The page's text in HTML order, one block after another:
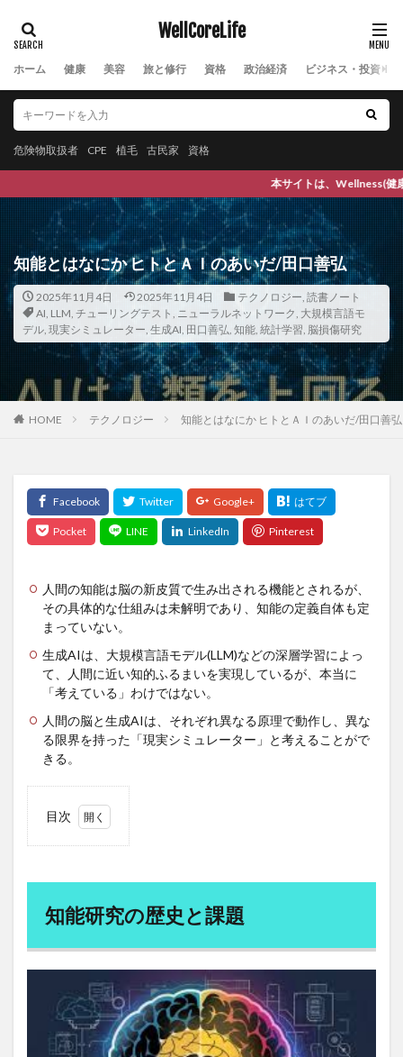
WellCoreLife
ホーム 健康 美容 旅と修行 資格 政治経済 ビジネス・投資
放射線治療 放浪旅
政権交代
政治思想 政治献金
政治癒着
政治的介入
政治腐敗 政策金利
政調会長
敗因分析
数学
数学的思考力
文化教育
文明開化
文福茶釜
文章要約 斉藤勇 断薬
断食
断食の心得
断食中の食べ物
断食中の飲料
断食道場
新しい休み方
新シャーマニズム運動
新型コロナ
新型コロナ後遺症 新潟
新聞
新規住宅許可件数
新規失業保険申請件数
新規就農
新谷弘実
新陳代謝 方剤 施工
旅
旅のコレクション
旅のスタイル
旅の価値
旅の総括
旅の記録 旅程管理
旅行
旅行スキル
旅行体験 旅行投資
旅行用品
日本の漢方薬
日本の論点
日本の近代化
日本ユーラシア協会
日本人とマスク
日本型経営
日本寺 日本昔話ばなし
日本株
日本百名山
日本米の海外輸出
日本経済
日本能率協会
日焼け止め
日経平均株価
日蓮上人
日記を書く
早期発見
明石陽一
昭和 昭和の家族
時計時間
時間の有効活用
時間割 時間管理
普回向
暴露
更年期障害
最強の働き方
月例修証会 月例羅漢講
月経
月経前症候群
月経周期
月経困難症
有酸素運動
朝食 朝食抜き
朝食有害説
朝鮮人参
朝鮮王朝 期待値思考
木原武一
木原直哉
木村もりよ 木炭自殺
木造建築士
危険物取扱者 CPE 植毛 古民家 資格
本サイトは、Wellness(健康で), Wellbeing(幸福な), Well(より良い)
知能とはなにか ヒトとＡＩのあいだ/田口善弘
2025年11月4日 2025年11月4日 テクノロジー, 読書ノート
AI, LLM, チューリングテスト , ニューラルネットワーク, 大規模言語モ
デル, 現実シミュレーター, 生成AI, 田口善弘, 知能, 統計学習, 脳損傷研究
HOME テクノロジー 知能とはなにか ヒトとＡＩのあいだ/田口善弘
人間の知能は脳の新皮質で生み出される機能とされるが、
その具体的な仕組みは未解明であり、知能の定義自体も定
まっていない。
生成AIは、大規模言語モデル(LLM)などの深層学習によっ
て、人間に近い知的ふるまいを実現しているが、本当に
「考えている」わけではない。
人間の脳と生成AIは、それぞれ異なる原理で動作し、異な
る限界を持った「現実シミュレーター」と考えることがで
きる。
目次
史と
課題
1.1
知能
義を
めぐ
る困
難
知能研究の歴史と課題